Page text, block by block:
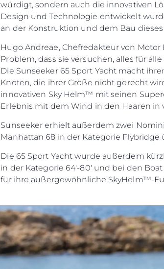
würdigt, sondern auch die innovativen
Design und Technologie entwickelt
an der Konstruktion und dem Bau
Hugo Andreae, Chefredakteur von
Problem, dass sie versuchen, alles für
Die Sunseeker 65 Sport Yacht macht
Knoten, die ihrer Größe nicht gerecht
innovativen Sky Helm™ mit seinen
Erlebnis mit dem Wind in den Haaren in
Sunseeker erhielt außerdem zwei
Manhattan 68 in der Kategorie Flybridge
Die 65 Sport Yacht wurde außerdem
in der Kategorie 64'-80' und bei den
für ihre außergewöhnliche SkyHelm™-